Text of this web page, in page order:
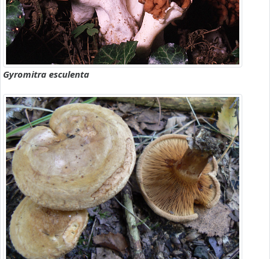
Gyromitra esculenta